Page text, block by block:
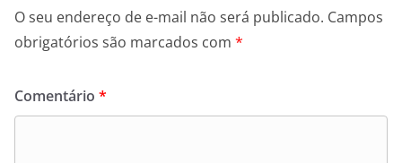
O seu endereço de e-mail não será publicado. Campos
obrigatórios são marcados com *
Comentário *